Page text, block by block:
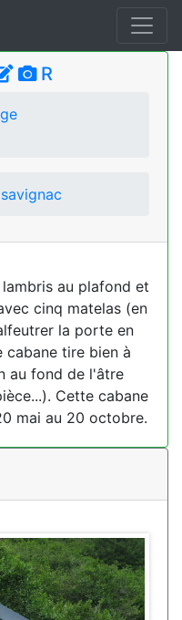
R
au plafond et
cinq matelas (en
la porte en
cabane tire bien à
au fond de l'âtre
Cette cabane
mai au 20 octobre.